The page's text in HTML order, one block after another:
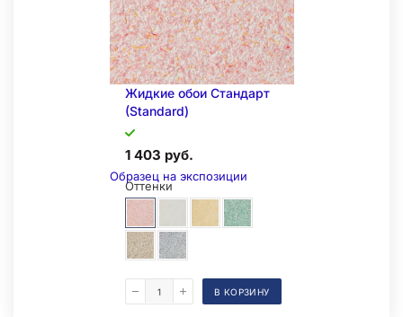
Складская позиция
Образец на экспозиции
Жидкие обои Стандарт
(Standard)
1 403 руб.
Оттенки
В КОРЗИНУ